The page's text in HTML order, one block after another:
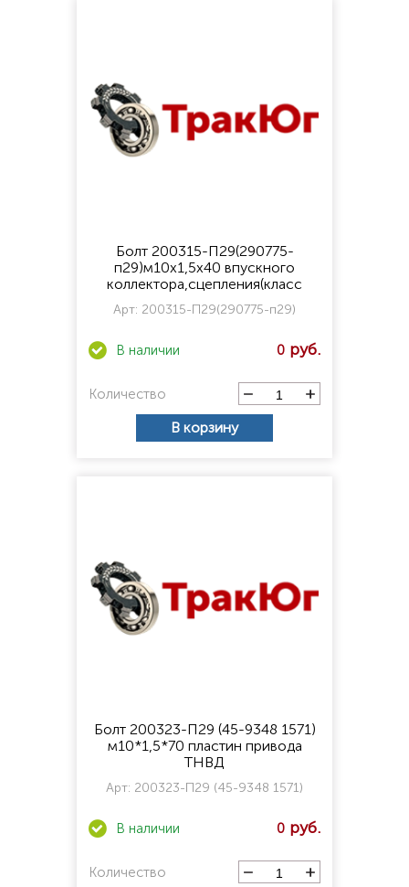
Болт 200315-П29(290775-
п29)м10х1,5х40 впускного
коллектора,сцепления(класс
прочност 8.8)
Арт: 200315-П29(290775-п29)
0
Количество
В корзину
Болт 200323-П29 (45-9348 1571)
м10*1,5*70 пластин привода
ТНВД
Арт: 200323-П29 (45-9348 1571)
0
Количество